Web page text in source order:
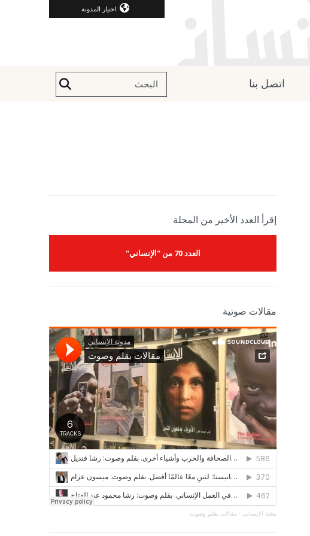
اختيار المدونة
اتصل بنا
إقرأ العدد الأخير من المجلة
العدد 70 من "الإنساني"
مقالات صوتية
مجلة الإنساني · مقالات بقلم وصوت